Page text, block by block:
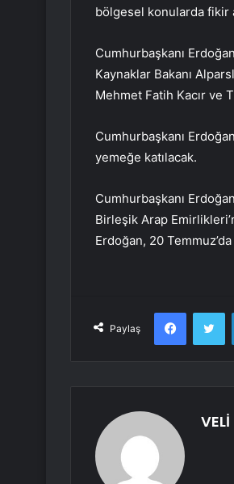
bölgesel konularda fikir
Cumhurbaşkanı
Kaynaklar Bakanı
Mehmet Fatih Kacır ve
Cumhurbaşkanı
yemeğe katılacak.
Cumhurbaşkanı
Birleşik Arap
Erdoğan, 20
Paylaş
Facebook